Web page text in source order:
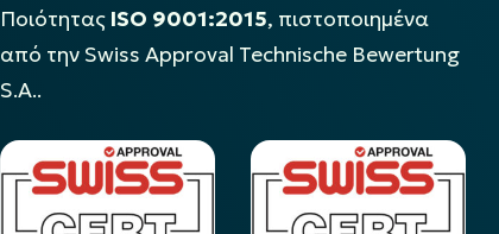
Ποιότητας ISO 9001:2015, πιστοποιημένα
από την Swiss Approval Technische Bewertung
S.A..